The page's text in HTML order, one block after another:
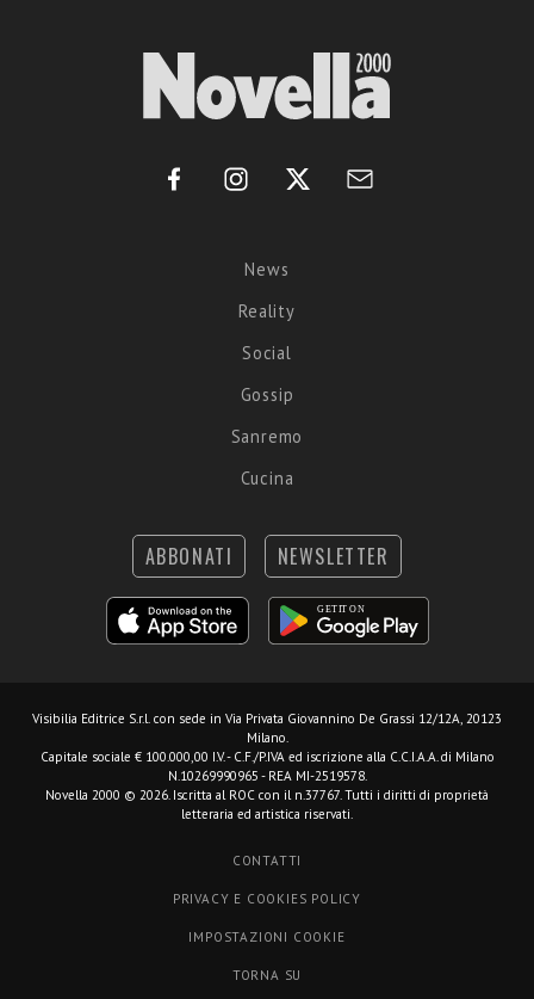
News
Reality
Social
Gossip
Sanremo
Cucina
ABBONATI NEWSLETTER
Visibilia Editrice S.r.l. con sede in Via Privata Giovannino De Grassi 12/12A, 20123
Milano.
Capitale sociale € 100.000,00 I.V. - C.F./P.IVA ed iscrizione alla C.C.I.A.A. di Milano
N.10269990965 - REA MI-2519578.
Novella 2000 © 2026. Iscritta al ROC con il n.37767. Tutti i diritti di proprietà
letteraria ed artistica riservati.
CONTATTI
PRIVACY E COOKIES POLICY
IMPOSTAZIONI COOKIE
TORNA SU